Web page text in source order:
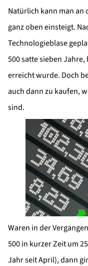
Natürlich kann man an
ganz oben einsteigt.
Technologieblase
500 satte sieben
erreicht wurde. Doch
auch dann zu kaufen,
sind.
Waren in der
500 in kurzer Zeit um
Jahr seit April), dann